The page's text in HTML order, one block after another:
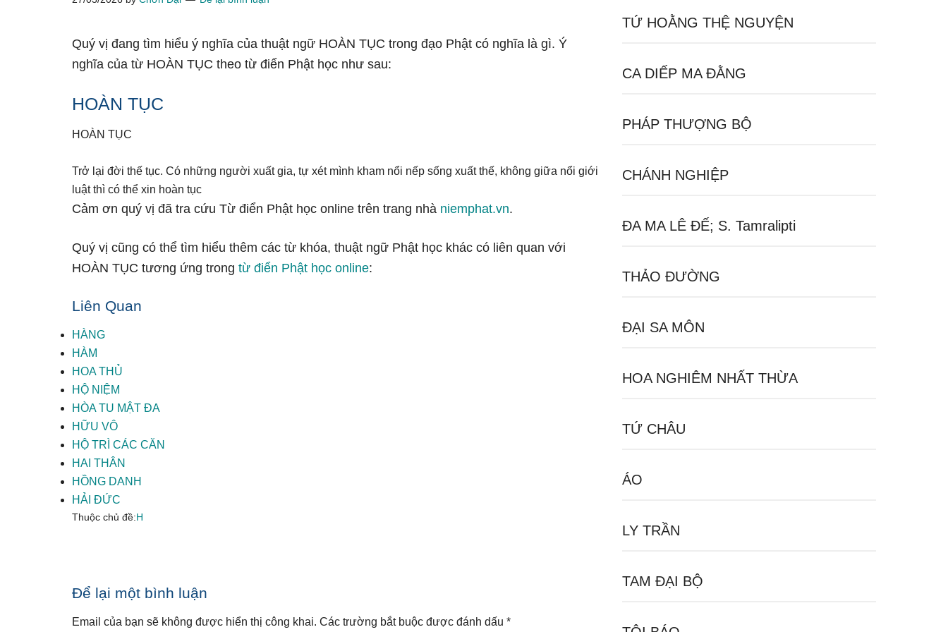
Quý vị đang tìm hiểu ý nghĩa của thuật ngữ HOÀN TỤC trong đạo Phật có nghĩa là gì. Ý
nghĩa của từ HOÀN TỤC theo từ điển Phật học như sau:
HOÀN TỤC
HOÀN TỤC
Trở lại đời thế tục. Có những người xuất gia, tự xét mình kham nổi nếp sống xuất thế, không giữa nổi giới
luật thì có thể xin hoàn tục
Cảm ơn quý vị đã tra cứu Từ điển Phật học online trên trang nhà niemphat.vn.
Quý vị cũng có thể tìm hiểu thêm các từ khóa, thuật ngữ Phật học khác có liên quan với
HOÀN TỤC tương ứng trong từ điển Phật học online:
Liên Quan
HÀNG
HÀM
HOA THỦ
HỘ NIỆM
HÒA TU MẬT ĐA
HỮU VÔ
HỘ TRÌ CÁC CĂN
HAI THÂN
HỒNG DANH
HẢI ĐỨC
Thuộc chủ đề:H
Reader
Interactions
Để lại một bình luận
Email của bạn sẽ không được hiển thị công khai. Các trường bắt buộc được đánh dấu *
TỨ HOẰNG THỆ NGUYỆN
CA DIẾP MA ĐẰNG
PHÁP THƯỢNG BỘ
CHÁNH NGHIỆP
ĐA MA LÊ ĐẾ; S. Tamralipti
THẢO ĐƯỜNG
ĐẠI SA MÔN
HOA NGHIÊM NHẤT THỪA
TỨ CHÂU
ÁO
LY TRẦN
TAM ĐẠI BỘ